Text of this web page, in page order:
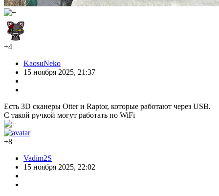
+4
KaosuNeko
15 ноября 2025, 21:37
Есть 3D сканеры Otter и Raptor, которые работают через USB.
С такой ручкой могут работать по WiFi
+8
Vadim2S
15 ноября 2025, 22:02